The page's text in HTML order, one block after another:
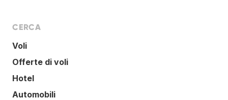
CERCA
Voli
Offerte di voli
Hotel
Automobili